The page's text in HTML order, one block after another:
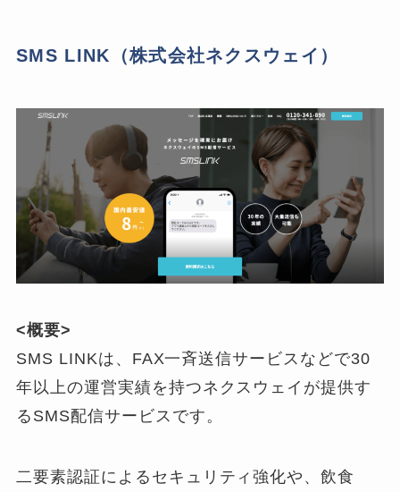
SMS LINK（株式会社ネクスウェイ）
<概要>
SMS LINKは、FAX一斉送信サービスなどで30
年以上の運営実績を持つネクスウェイが提供す
るSMS配信サービスです。
二要素認証によるセキュリティ強化や、飲食